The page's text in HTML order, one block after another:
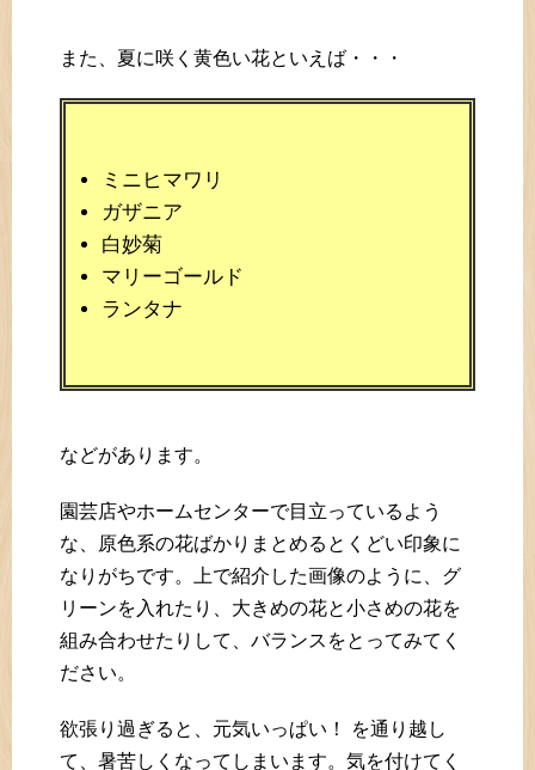
また、夏に咲く黄色い花といえば・・・
ミニヒマワリ
ガザニア
白妙菊
マリーゴールド
ランタナ
などがあります。
園芸店やホームセンターで目立っているよう
な、原色系の花ばかりまとめるとくどい印象に
なりがちです。上で紹介した画像のように、グ
リーンを入れたり、大きめの花と小さめの花を
組み合わせたりして、バランスをとってみてく
ださい。
欲張り過ぎると、元気いっぱい！ を通り越し
て、暑苦しくなってしまいます。気を付けてく